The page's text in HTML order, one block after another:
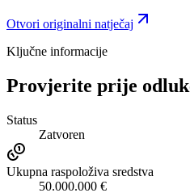
Otvori originalni natječaj
Ključne informacije
Provjerite prije
Status
Zatvoren
Ukupna raspoloživa sredstva
50.000.000 €